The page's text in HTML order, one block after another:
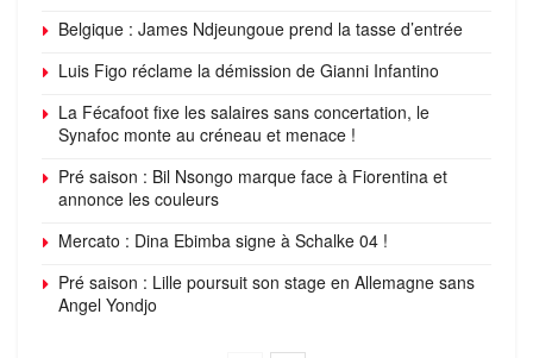
Belgique : James Ndjeungoue prend la tasse d’entrée
Luis Figo réclame la démission de Gianni Infantino
La Fécafoot fixe les salaires sans concertation, le
Synafoc monte au créneau et menace !
Pré saison : Bil Nsongo marque face à Fiorentina et
annonce les couleurs
Mercato : Dina Ebimba signe à Schalke 04 !
Pré saison : Lille poursuit son stage en Allemagne sans
Angel Yondjo